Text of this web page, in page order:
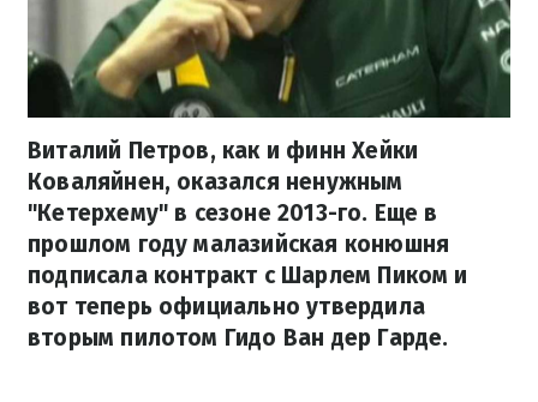
Виталий Петров, как и финн Хейки
Коваляйнен, оказался ненужным
"Кетерхему" в сезоне 2013-го. Еще в
прошлом году малазийская конюшня
подписала контракт с Шарлем Пиком и
вот теперь официально утвердила
вторым пилотом Гидо Ван дер Гарде.